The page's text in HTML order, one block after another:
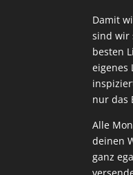
Damit
sind wir
besten
eigenes
nur das
Alle
deinen
ganz